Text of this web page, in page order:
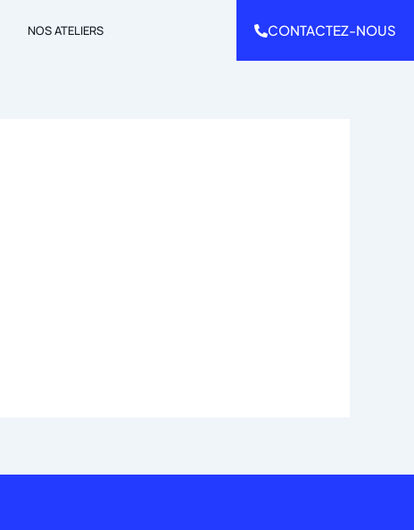
NOS ATELIERS CONTACTEZ-NOUS